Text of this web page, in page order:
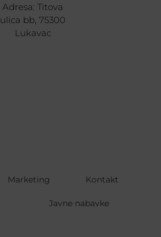
Adresa: Titova
ulica bb, 75300
Lukavac
Marketing Kontakt
Javne nabavke